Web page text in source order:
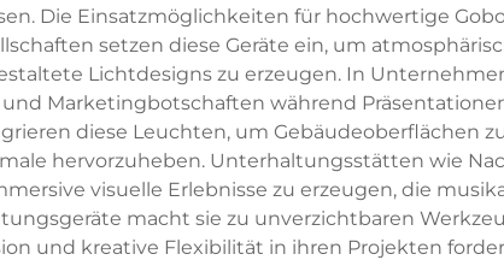
Die Einsatzmöglichkeiten für hochwertige
setzen diese Geräte ein, um
Lichtdesigns zu erzeugen. In
Marketingbotschaften während
diese Leuchten, um Gebäudeoberflächen
hervorzuheben. Unterhaltungsstätten wie
visuelle Erlebnisse zu erzeugen, die
macht sie zu unverzichtbaren
und kreative Flexibilität in ihren Projekten